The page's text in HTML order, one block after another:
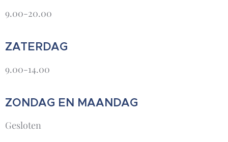
9.00-20.00
ZATERDAG
9.00-14.00
ZONDAG EN MAANDAG
Gesloten